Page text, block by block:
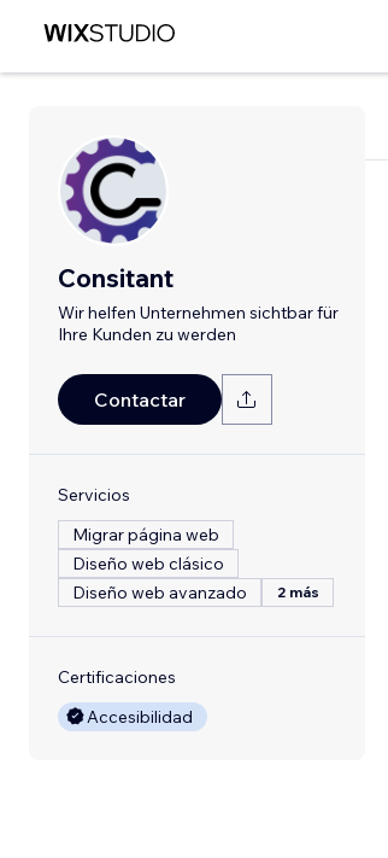
Consitant
Wir helfen Unternehmen sichtbar für
Ihre Kunden zu werden
Contactar
Servicios
Migrar página web
Diseño web clásico
Diseño web avanzado
2 más
Certificaciones
Accesibilidad